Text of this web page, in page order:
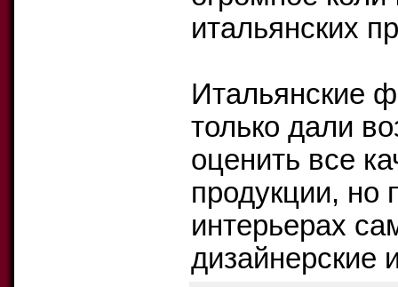
итальянских
Итальянские
только дали
оценить все
продукции, но
интерьерах
дизайнерские